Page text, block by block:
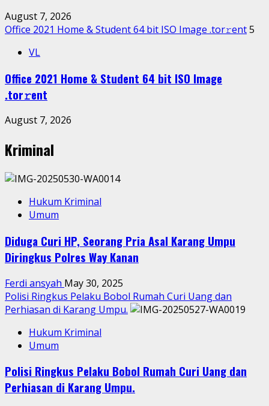
August 7, 2026
Office 2021 Home & Student 64 bit ISO Image .tоr𝚛еnt5
VL
Office 2021 Home & Student 64 bit ISO Image
.tоr𝚛еnt
August 7, 2026
Kriminal
Hukum Kriminal
Umum
Diduga Curi HP, Seorang Pria Asal Karang Umpu
Diringkus Polres Way Kanan
Ferdi ansyah May 30, 2025
Polisi Ringkus Pelaku Bobol Rumah Curi Uang dan
Perhiasan di Karang Umpu.
Hukum Kriminal
Umum
Polisi Ringkus Pelaku Bobol Rumah Curi Uang dan
Perhiasan di Karang Umpu.